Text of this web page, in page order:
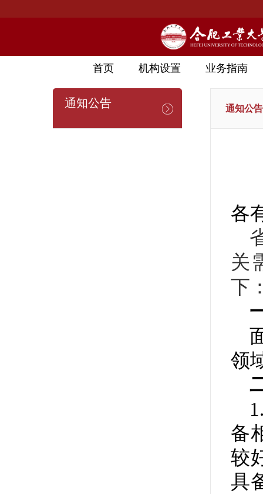
首页 机构设置 业务指南
通知公告 通知公告
各
关
下
领
备
较
具